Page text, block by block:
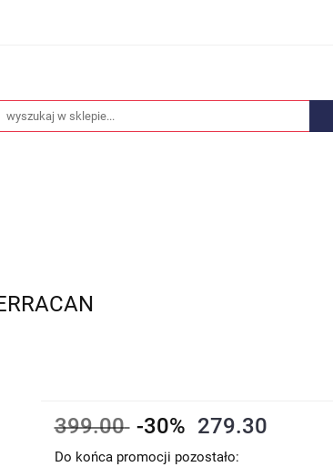
399.00 -30% 279.30
Do końca promocji pozostało: